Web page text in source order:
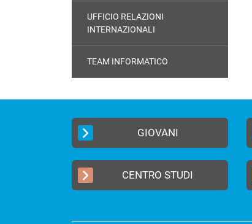
UFFICIO RELAZIONI
INTERNAZIONALI
TEAM INFORMATICO
GIOVANI
CENTRO STUDI